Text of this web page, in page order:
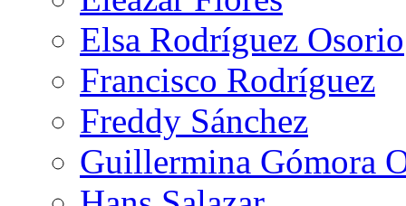
Elsa Rodríguez Osorio
Francisco Rodríguez
Freddy Sánchez
Guillermina Gómora